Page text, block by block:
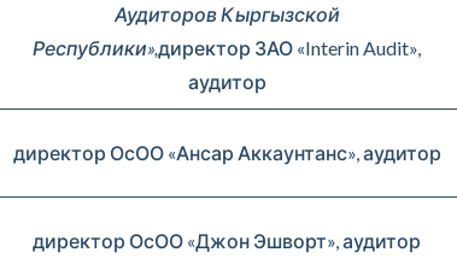
Аудиторов Кыргызской
Республики», директор ЗАО «Interin Audit»,
аудитор
директор ОсОО «Ансар Аккаунтанс», аудитор
директор ОсОО «Джон Эшворт», аудитор